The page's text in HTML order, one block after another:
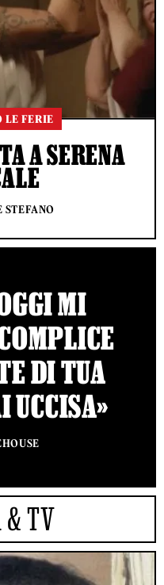
LE FERIE
A SERENA
STEFANO
MI
DI TUA
UCCISA»
& TV